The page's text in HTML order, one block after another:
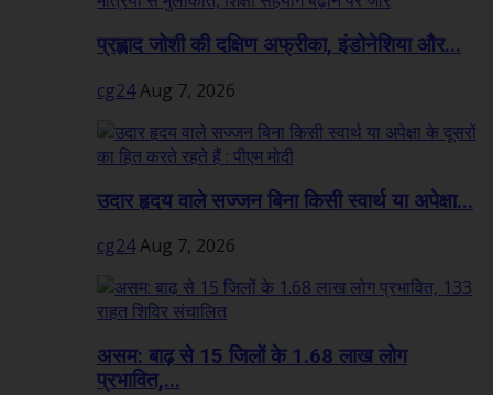
प्रह्लाद जोशी की दक्षिण अफ्रीका, इंडोनेशिया और...
cg24Aug 7, 2026
उदार हृदय वाले सज्जन बिना किसी स्वार्थ या अपेक्षा...
cg24Aug 7, 2026
असम: बाढ़ से 15 जिलों के 1.68 लाख लोग
प्रभावित,...